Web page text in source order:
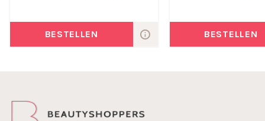
BESTELLEN BESTELLEN